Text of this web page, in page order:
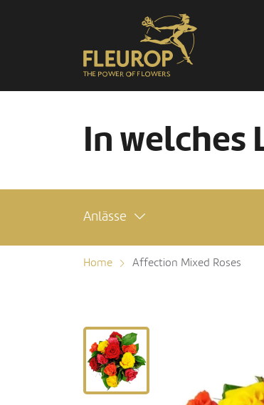
In welches
Anlässe
Home Affection Mixed Roses